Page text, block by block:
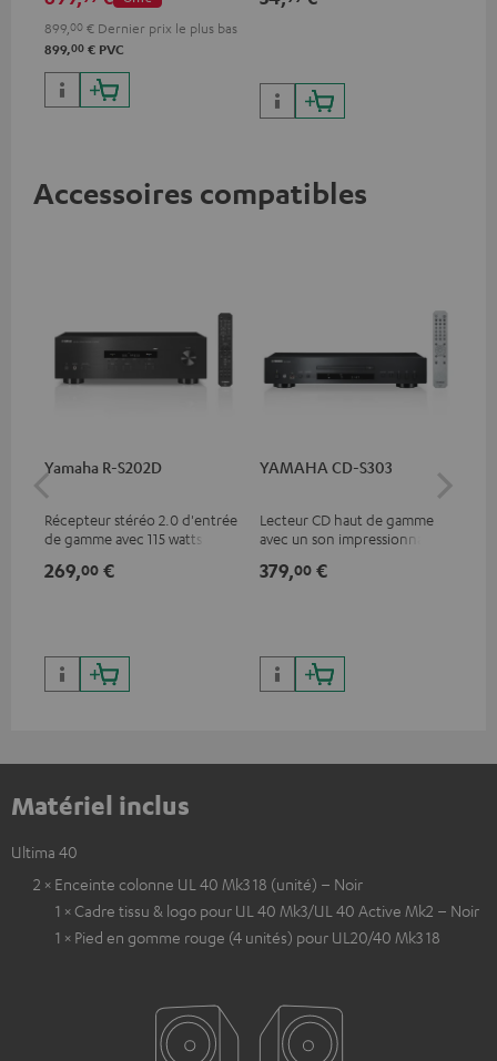
entrées analogiques et
numériques, 6 entrées HDMI
et 1 sortie HDMI supportant
8K, 3D, HDCP 2.3, HDR10+,
ARC/eARC et Dolby Vision.
899,00 € Dernier prix le plus bas
899,00 € PVC
Accessoires compatibles
Yamaha R-S202D
Récepteur stéréo 2.0 d'entrée
de gamme avec 115 watts par
0,7 % THD)
269,00 €
YAMAHA CD-S303
Lecteur CD haut de gamme
avec un son impressionnant
379,00 €
Matériel inclus
Ultima 40
2 × Enceinte colonne UL 40 Mk3 18 (unité) – Noir
1 × Cadre tissu & logo pour UL 40 Mk3/UL 40 Active Mk2 – Noir
1 × Pied en gomme rouge (4 unités) pour UL20/40 Mk3 18